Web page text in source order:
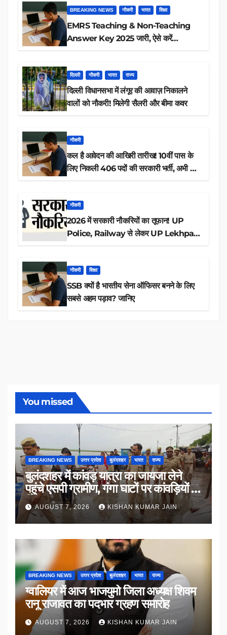
BREAKING NEWS नौकरी भारत शिक्षा
EMRS Teaching & Non-Teaching
Answer Key 2025 जारी, ऐसे करें
दिल्ली नौकरी भारत राज्य
दिल्ली विधानसभा में लंगूर की आवाज़ निकालने
वालों को नौकरी! मिलेगी सैलरी और बीमा कवर
नौकरी
कल है आवेदन की आखिरी तारीख! 10वीं पास के
लिए निकली 406 पदों की सरकारी भर्ती, अभी करें
नौकरी
2026 में सरकारी नौकरियों का तूफान! UP
Police, Railway से लेकर UP Lekhpal
नौकरी शिक्षा
SSB क्यों है भारतीय सेना ऑफिसर बनने के लिए
सबसे अहम पड़ाव? जानिए
You missed
BREAKING NEWS उत्तर प्रदेश बुलंदशहर भारत राज्य
बुलंदशहर में कांवड़ यात्रा का जायजा लेने
पहुंचे एसपी ग्रामीण, गंगा घाटों पर कांवड़ियों से
किया संवाद
AUGUST 7, 2026 KISHAN KUMAR JAIN
BREAKING NEWS उत्तर प्रदेश बुलंदशहर भारत राज्य
ग्वालियर में आज भाजयुमो जिला अध्यक्ष शिवम
रानू राजावत का पदभार ग्रहण समारोह
AUGUST 7, 2026 KISHAN KUMAR JAIN